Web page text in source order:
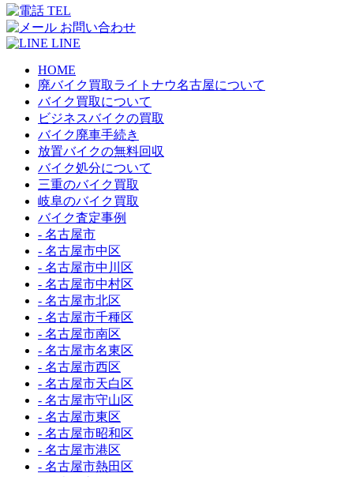
TEL
お問い合わせ
LINE
HOME
廃バイク買取ライトナウ名古屋について
バイク買取について
ビジネスバイクの買取
バイク廃車手続き
放置バイクの無料回収
バイク処分について
三重のバイク買取
岐阜のバイク買取
バイク査定事例
- 名古屋市
- 名古屋市中区
- 名古屋市中川区
- 名古屋市中村区
- 名古屋市北区
- 名古屋市千種区
- 名古屋市南区
- 名古屋市名東区
- 名古屋市西区
- 名古屋市天白区
- 名古屋市守山区
- 名古屋市東区
- 名古屋市昭和区
- 名古屋市港区
- 名古屋市熱田区